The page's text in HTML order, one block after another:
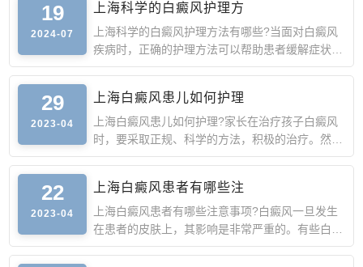
19
2024-07
上海科学的白癜风护理方
上海科学的白癜风护理方法有哪些?当面对白癜风
疾病时，正确的护理方法可以帮助患者缓解症状，
减少不适，促进治
29
2023-04
上海白癜风患儿如何护理
上海白癜风患儿如何护理?家长在治疗孩子白癜风
时，要采取正规、科学的方法，积极的治疗。然
后，在生活中做好护
22
2023-04
上海白癜风患者有哪些注
上海白癜风患者有哪些注意事项?白癜风一旦发生
在患者的皮肤上，其影响是非常严重的。有些白癜
风患者很容易忽略